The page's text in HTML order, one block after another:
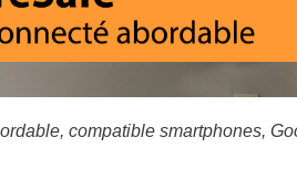
compatible smartphones,